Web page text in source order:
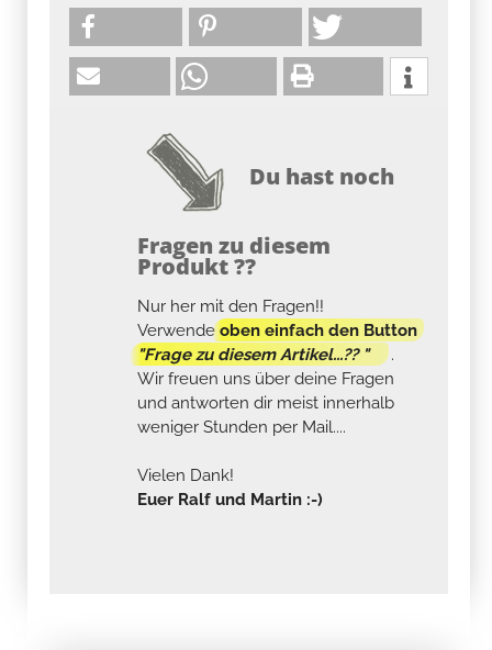
Du hast noch
Fragen zu diesem
Produkt ??
Nur her mit den Fragen!!
Verwendeoben einfach den Button
"Frage zu diesem Artikel...?? "
.
Wir freuen uns über deine Fragen
und antworten dir meist innerhalb
weniger Stunden per Mail....
Vielen Dank!
Euer Ralf und Martin :-)